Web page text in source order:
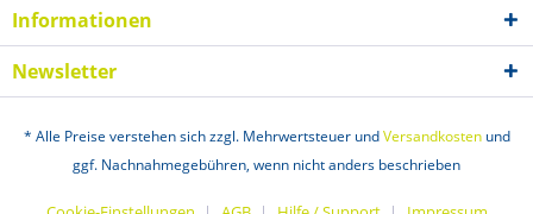
Informationen
Newsletter
* Alle Preise verstehen sich zzgl. Mehrwertsteuer undVersandkostenund
ggf. Nachnahmegebühren, wenn nicht anders beschrieben